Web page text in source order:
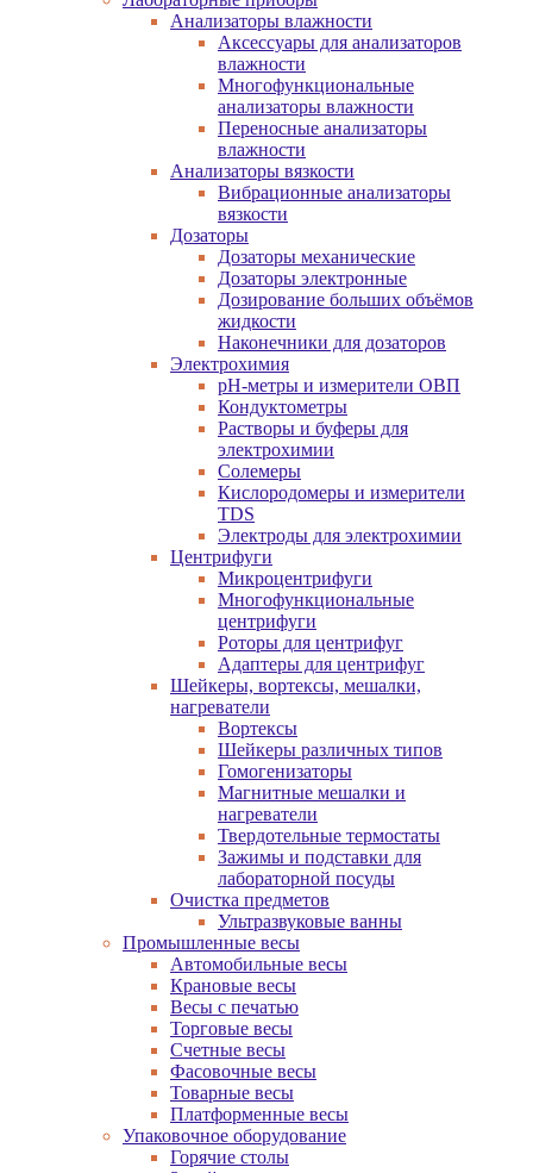
Анализаторы влажности
Аксессуары для анализаторов
влажности
Многофункциональные
анализаторы влажности
Переносные анализаторы
влажности
Анализаторы вязкости
Вибрационные анализаторы
вязкости
Дозаторы
Дозаторы механические
Дозаторы электронные
Дозирование больших объёмов
жидкости
Наконечники для дозаторов
Электрохимия
pH-метры и измерители ОВП
Кондуктометры
Растворы и буферы для
электрохимии
Солемеры
Кислородомеры и измерители
TDS
Электроды для электрохимии
Центрифуги
Микроцентрифуги
Многофункциональные
центрифуги
Роторы для центрифуг
Адаптеры для центрифуг
Шейкеры, вортексы, мешалки,
нагреватели
Вортексы
Шейкеры различных типов
Гомогенизаторы
Магнитные мешалки и
нагреватели
Твердотельные термостаты
Зажимы и подставки для
лабораторной посуды
Очистка предметов
Ультразвуковые ванны
Промышленные весы
Автомобильные весы
Крановые весы
Весы с печатью
Торговые весы
Счетные весы
Фасовочные весы
Товарные весы
Платформенные весы
Упаковочное оборудование
Горячие столы